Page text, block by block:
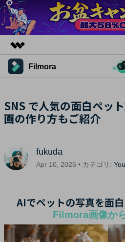
製品
ユーティリティ
概要
ソリューション
企業情報
サポート
Filmora
プラットフォーム
AI機能
AIヒント
活用法
Filmoraのユーザー層
動画編集のコツ
サポート
サポート
SNS で人気の面白ペッ
画の作り方もご紹介
fukuda
Apr 10, 2026 • カテゴリ:
AIでペットの写真を面
Filmora画像か